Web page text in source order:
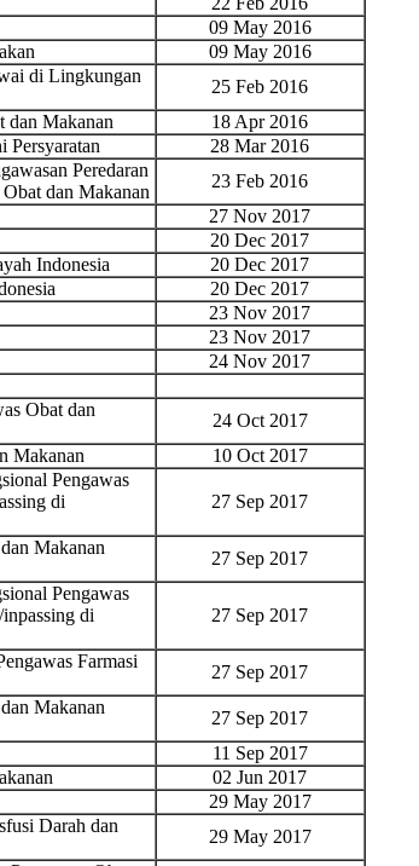
09 May 2016
09 May 2016
di Lingkungan
25 Feb 2016
dan Makanan
18 Apr 2016
Persyaratan
28 Mar 2016
Peredaran
dan Makanan
23 Feb 2016
27 Nov 2017
20 Dec 2017
Indonesia
20 Dec 2017
20 Dec 2017
23 Nov 2017
23 Nov 2017
24 Nov 2017
Obat dan
24 Oct 2017
Makanan 10 Oct 2017
Pengawas
di
27 Sep 2017
Makanan
27 Sep 2017
Pengawas
di
27 Sep 2017
Farmasi
27 Sep 2017
Makanan
27 Sep 2017
11 Sep 2017
02 Jun 2017
29 May 2017
Darah dan
29 May 2017